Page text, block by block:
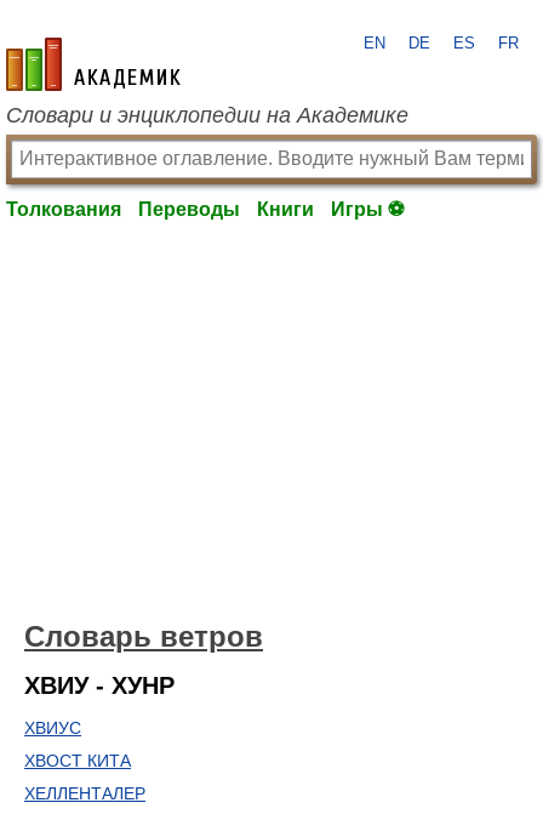
academic.ru
EN DE ES FR
Словари и энциклопедии на Академике
Толкования Переводы Книги Игры ⚽
Словарь ветров
ХВИУ - ХУНР
ХВИУС
ХВОСТ КИТА
ХЕЛЛЕНТАЛЕР